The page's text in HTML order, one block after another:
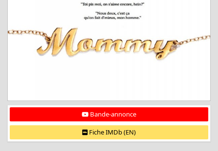
Bande-annonce
Fiche IMDb (EN)